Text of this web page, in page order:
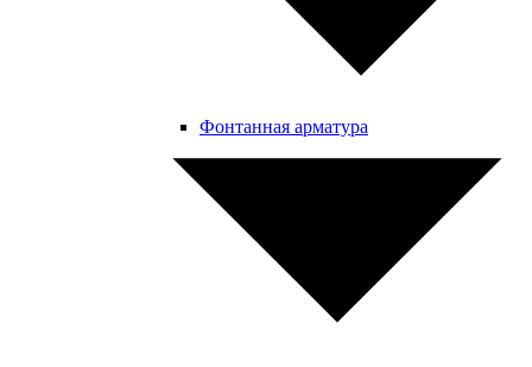
Фонтанная арматура